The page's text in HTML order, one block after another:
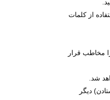
از کلمات
مخاطب قرار
دیگر